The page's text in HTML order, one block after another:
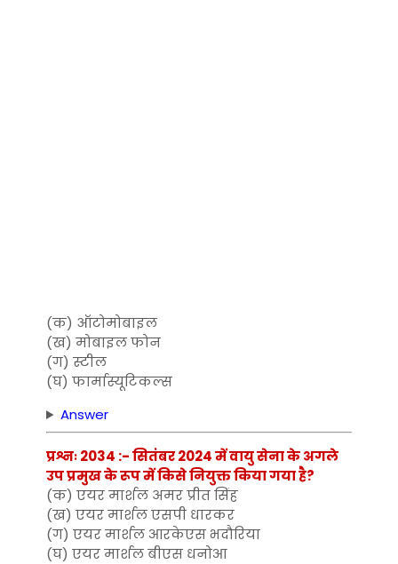
(क) ऑटोमोबाइल
(ख) मोबाइल फोन
(ग) स्टील
(घ) फार्मास्यूटिकल्स
Answer
प्रश्नः 2034 :- सितंबर 2024 में वायु सेना के अगले
उप प्रमुख के रूप में किसे नियुक्त किया गया है?
(क) एयर मार्शल अमर प्रीत सिंह
(ख) एयर मार्शल एसपी धारकर
(ग) एयर मार्शल आरकेएस भदौरिया
(घ) एयर मार्शल बीएस धनोआ